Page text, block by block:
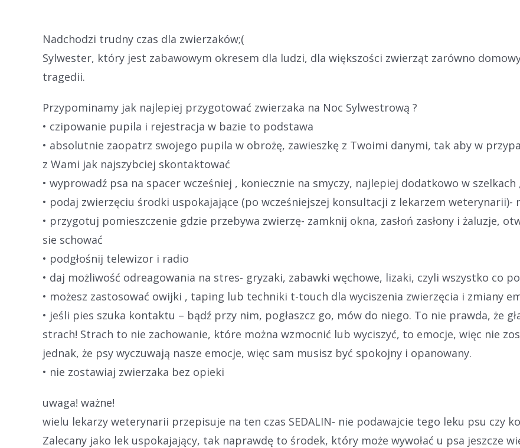
Nadchodzi trudny czas dla zwierzaków;(
Sylwester, który jest zabawowym okresem dla ludzi, dla większości zwierząt zarówno
tragedii.
Przypominamy jak najlepiej przygotować zwierzaka na Noc Sylwestrową ?
• czipowanie pupila i rejestracja w bazie to podstawa
• absolutnie zaopatrz swojego pupila w obrożę, zawieszkę z Twoimi danymi, tak aby w
z Wami jak najszybciej skontaktować
• wyprowadź psa na spacer wcześniej , koniecznie na smyczy, najlepiej dodatkowo w
• podaj zwierzęciu środki uspokajające (po wcześniejszej konsultacji z lekarzem weterynarii)-
• przygotuj pomieszczenie gdzie przebywa zwierzę- zamknij okna, zasłoń zasłony i żaluzje,
sie schować
• podgłośnij telewizor i radio
• daj możliwość odreagowania na stres- gryzaki, zabawki węchowe, lizaki, czyli wszystko co
• możesz zastosować owijki , taping lub techniki t-touch dla wyciszenia zwierzęcia i zmiany
• jeśli pies szuka kontaktu – bądź przy nim, pogłaszcz go, mów do niego. To nie prawda, że
strach! Strach to nie zachowanie, które można wzmocnić lub wyciszyć, to emocje, więc nie
jednak, że psy wyczuwają nasze emocje, więc sam musisz być spokojny i opanowany.
• nie zostawiaj zwierzaka bez opieki
uwaga! ważne!
wielu lekarzy weterynarii przepisuje na ten czas SEDALIN- nie podawajcie tego leku psu czy
Zalecany jako lek uspokajający, tak naprawdę to środek, który może wywołać u psa jeszcze